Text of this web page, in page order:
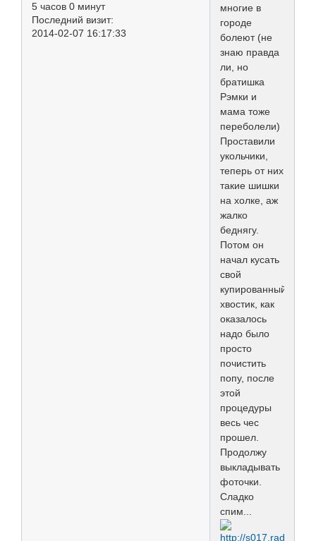
5 часов 0 минут
Последний визит:
2014-02-07 16:17:33
многие в
городе
болеют (не
знаю правда
ли, но
братишка
Рэмки и
мама тоже
переболели)
Проставили
укольчики,
теперь от них
такие шишки
на холке, аж
жалко
беднягу.
Потом он
начал кусать
свой
купированный
хвостик, как
оказалось
надо было
просто
почистить
попу, после
этой
процедуры
весь чес
прошел.
Продолжу
выкладывать
фоточки.
Сладко
спим...